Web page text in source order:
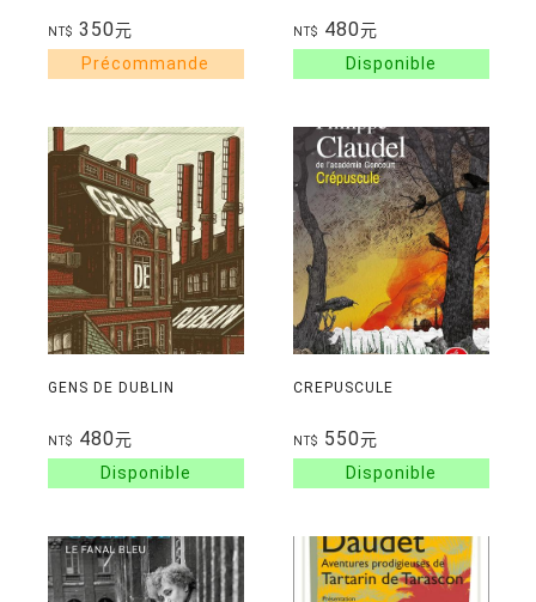
NT$ 350元 NT$ 480元
GENS DE DUBLIN
NT$ 480元
CREPUSCULE
NT$ 550元